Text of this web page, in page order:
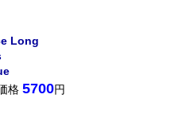
Long
格 5700円